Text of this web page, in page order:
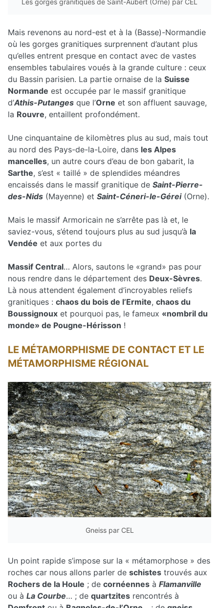
Mais revenons au nord-est et à la (Basse)-Normandie
où les gorges granitiques surprennent d’autant plus
qu’elles entrent presque en contact avec de vastes
ensembles tabulaires voués à la grande culture : ceux
du Bassin parisien. La partie ornaise de la Suisse
Normande est occupée par le massif granitique
d’Athis-Putanges que l’Orne et son affluent sauvage,
la Rouvre, entaillent profondément.
Une cinquantaine de kilomètres plus au sud, mais tout
au nord des Pays-de-la-Loire, dans les Alpes
mancelles, un autre cours d’eau de bon gabarit, la
Sarthe, s’est « taillé » de splendides méandres
encaissés dans le massif granitique de Saint-Pierre-
des-Nids (Mayenne) et Saint-Céneri-le-Gérei(Orne).
Mais le massif Armoricain ne s’arrête pas là et, le
saviez-vous, s’étend toujours plus au sud jusqu’à la
Vendée et aux portes du
Massif Central… Alors, sautons le «grand» pas pour
nous rendre dans le département des Deux-Sèvres.
Là nous attendent également d’incroyables reliefs
granitiques : chaos du bois de l’Ermite, chaos du
Boussignoux et pourquoi pas, le fameux «nombril du
monde» de Pougne-Hérisson !
LE MÉTAMORPHISME DE CONTACT ET LE
MÉTAMORPHISME RÉGIONAL
Gneiss par CEL
Un point rapide s’impose sur la « métamorphose » des
roches car nous allons parler de schistes trouvés aux
Rochers de la Houle ; de cornéennes à Flamanville
ou à La Courbe… ; de quartzites rencontrés à